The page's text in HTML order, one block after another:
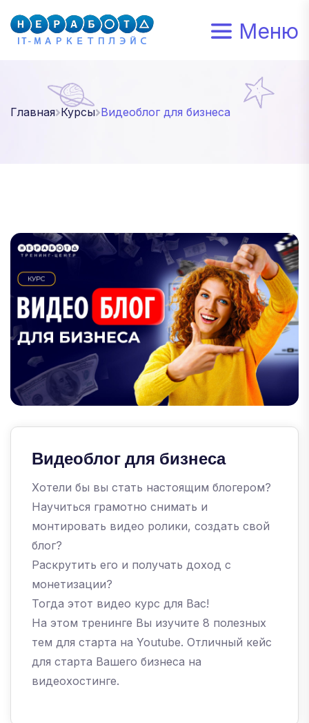
Меню
Главная Курсы Видеоблог для бизнеса
Видеоблог для бизнеса
Хотели бы вы стать настоящим блогером?
Научиться грамотно снимать и
монтировать видео ролики, создать свой
блог?
Раскрутить его и получать доход с
монетизации?
Тогда этот видео курс для Вас!
На этом тренинге Вы изучите 8 полезных
тем для старта на Youtube. Отличный кейс
для старта Вашего бизнеса на
видеохостинге.